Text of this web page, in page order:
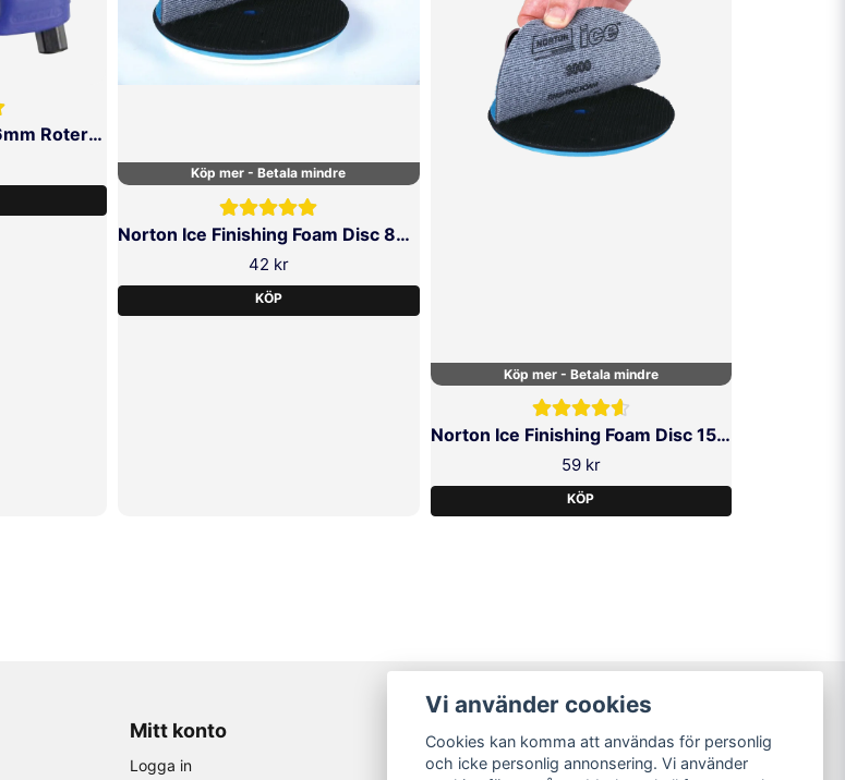
Norton Polermaskin 76mm Roterande
Köp mer - Betala mindre
Norton Ice Finishing Foam Disc 80mm
42 kr
KÖP
Köp mer - Betala mindre
Norton Ice Finishing Foam Disc 152mm
59 kr
KÖP
Mitt konto
Logga in
Varumärken
Köpvillkor
Vi använder cookies
Cookies kan komma att användas för personlig
och icke personlig annonsering. Vi använder